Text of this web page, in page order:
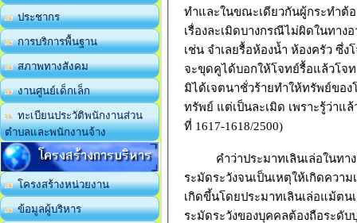
ประชากร
การบริการพื้นฐาน
สภาพทางสังคม
งานศูนย์เด็กเล็ก
ทะเบียนประวัติพนักงานส่วน
ตำบลและพนักงานจ้าง
โครงสร้างการบริหาร
โครงสร้างหน่วยงาน
ข้อมูลผู้บริหาร
ทำและในขณะเดียวกันผู้กระทำต้อ
เรื่องละเมิดบางกรณีไม่ผิดในทาง
เช่น จำเลยรื้อห้องน้ำ ห้องครัว ซึ่
จะขุดคูได้บอกให้โจทย์รื้อแล้วโจ
มิได้เจตนาชั่วร้ายทำให้ทรัพย์ขอ
ทรัพย์ แต่เป็นละเมิด เพราะรู้ว่าแ
ที่ 1617-1618/2500)
คำว่าประมาทเลินเล่อในทาง
ระมัดระวังจนเป็นเหตุให้เกิดควา
เกิดขึ้นโดยประมาทเลินเล่อแม้ต
ระมัดระวังของบุคคลต้องถือระดั